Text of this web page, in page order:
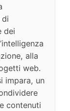
di
dei
alla
web.
impara, un
contenuti